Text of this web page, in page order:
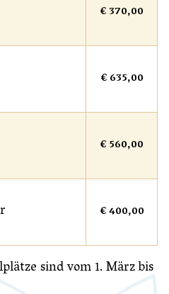
€ 370,00
€ 635,00
€ 560,00
€ 400,00
sind vom 1. März bis